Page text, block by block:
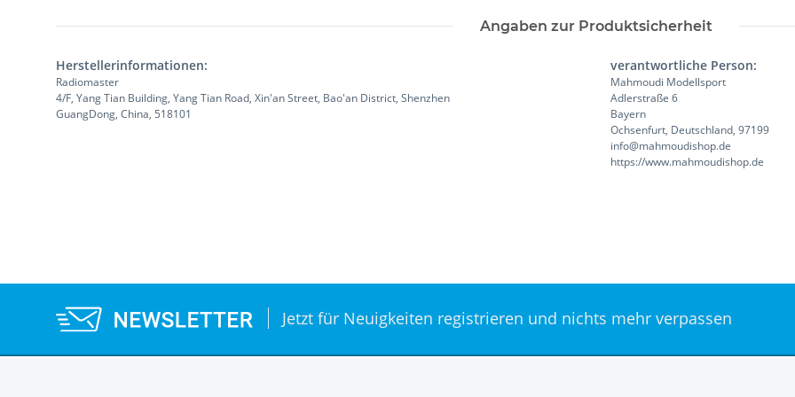
Angaben zur Produktsicherheit
Herstellerinformationen:
Radiomaster
4/F, Yang Tian Building, Yang Tian Road, Xin'an Street, Bao'an District, Shenzhen
GuangDong, China, 518101
verantwortliche Person:
Mahmoudi Modellsport
Adlerstraße 6
Bayern
Ochsenfurt, Deutschland, 97199
info@mahmoudishop.de
https://www.mahmoudishop.de
Jetzt für Neuigkeiten registrieren und nichts mehr verpassen